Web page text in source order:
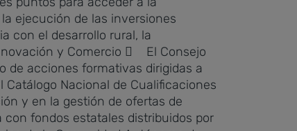
ejecución de las inversiones
con el desarrollo rural, la
y Comercio  El Consejo
de acciones formativas dirigidas a
Nacional de Cualificaciones
y en la gestión de ofertas de
fondos estatales distribuidos por